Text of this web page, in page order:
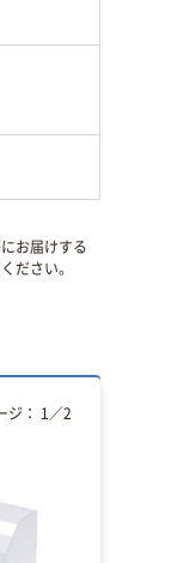
にお届けする
ださい。
ジ： 1 ／2